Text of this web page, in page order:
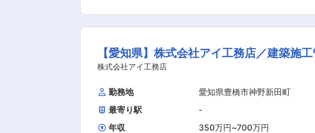
■「コミュニケーション力」が
■「継続力」のある方
大学院
ンション、土地、ビルなどあらゆる不動産を「
事です。 売却物件募集から物件調査、査定、販
【愛知県】株式会社アイ工務店／建築施
株式会社アイ工務店
勤務地
愛知県豊橋市神野新田町
最寄り駅
-
年収
350万円~700万円